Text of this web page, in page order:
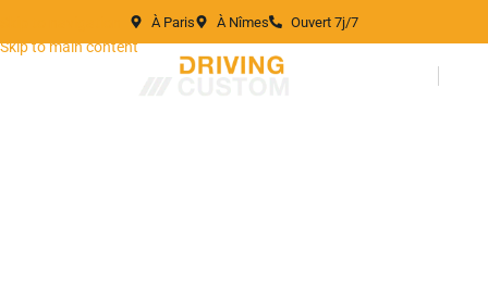
Skip to main content
À Paris À Nîmes Ouvert 7j/7
[directorist_signin_signup]